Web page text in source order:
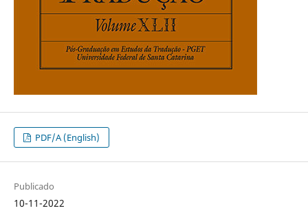
PDF/A (English)
Publicado
10-11-2022